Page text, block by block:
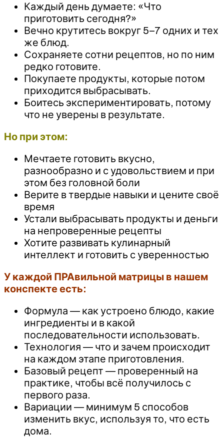
Каждый день думаете: «Что
приготовить сегодня?»
Вечно крутитесь вокруг 5–7 одних и тех
же блюд.
Сохраняете сотни рецептов, но по ним
редко готовите.
Покупаете продукты, которые потом
приходится выбрасывать.
Боитесь экспериментировать, потому
что не уверены в результате.
Но при этом:
Мечтаете готовить вкусно,
разнообразно и с удовольствием и при
этом без головной боли
Верите в твердые навыки и цените своё
время
Устали выбрасывать продукты и деньги
на непроверенные рецепты
Хотите развивать кулинарный
интеллект и готовить с уверенностью
У каждой ПРАвильной матрицы в нашем
конспекте есть:
Формула — как устроено блюдо, какие
ингредиенты и в какой
последовательности использовать.
Технология — что и зачем происходит
на каждом этапе приготовления.
Базовый рецепт — проверенный на
практике, чтобы всё получилось с
первого раза.
Вариации — минимум 5 способов
изменить вкус, используя то, что есть
дома.